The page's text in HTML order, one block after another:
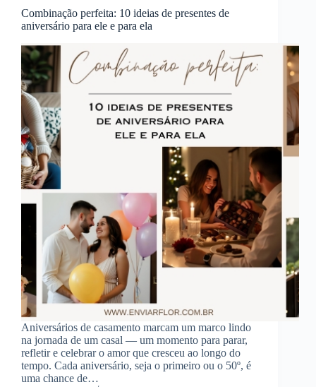
Combinação perfeita: 10 ideias de presentes de
aniversário para ele e para ela
Aniversários de casamento marcam um marco lindo
na jornada de um casal — um momento para parar,
refletir e celebrar o amor que cresceu ao longo do
tempo. Cada aniversário, seja o primeiro ou o 50º, é
uma chance de…